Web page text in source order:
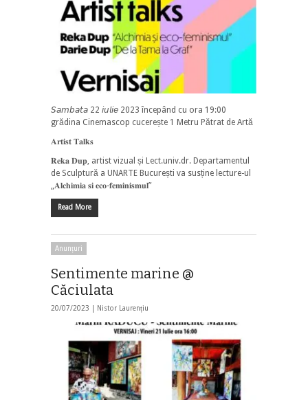
𝘚𝘢𝘮𝘣𝘢𝘵𝘢 22 𝘪𝘶𝘭𝘪𝘦 2023 începând cu ora 19:00
grădina Cinemascop cucerește 1 Metru Pătrat de Artă
𝐀𝐫𝐭𝐢𝐬𝐭 𝐓𝐚𝐥𝐤𝐬
𝐑𝐞𝐤𝐚 𝐃𝐮𝐩, artist vizual și Lect.univ.dr. Departamentul
de Sculptură a UNARTE București va susține lecture-ul
„𝐀𝐥𝐜𝐡𝐢𝐦𝐢𝐚 𝐬𝐢 𝐞𝐜𝐨-𝐟𝐞𝐦𝐢𝐧𝐢𝐬𝐦𝐮𝐥”
Read More
Anunțuri
Sentimente marine @
Căciulata
20/07/2023 | Nistor Laurențiu